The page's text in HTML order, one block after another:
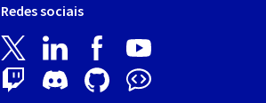
Redes sociais